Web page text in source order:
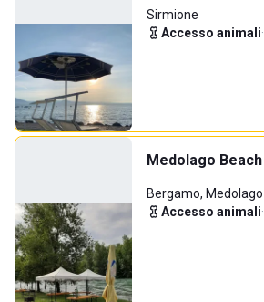
Sirmione
Accesso animali·
Medolago Beach
Bergamo, Medolago
Accesso animali·